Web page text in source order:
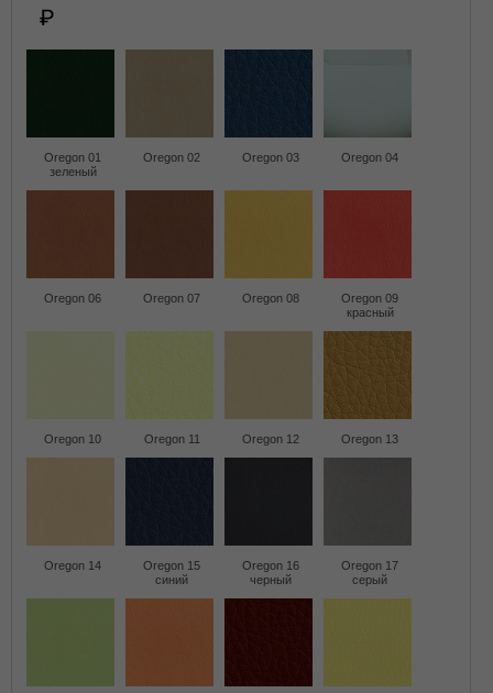
Oregon 01
зеленый
Oregon 02 Oregon 03 Oregon 04
Oregon 06 Oregon 07 Oregon 08
Oregon 09
красный
Oregon 10 Oregon 11 Oregon 12 Oregon 13
Oregon 14
Oregon 15
синий
Oregon 16
черный
Oregon 17
серый